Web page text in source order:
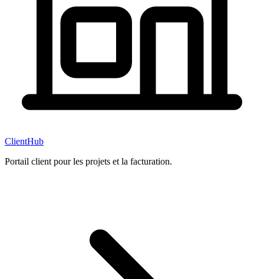
ClientHub
Portail client pour les projets et la facturation.